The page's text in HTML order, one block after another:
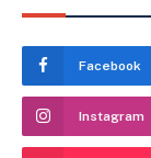
Facebook
Instagram